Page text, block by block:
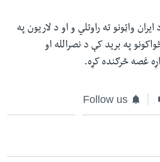
واټونو ته راوتلي‌ و او د لاریون په
په برید کې د نصرالله او
غصه څرګنده کړه.
Follow us